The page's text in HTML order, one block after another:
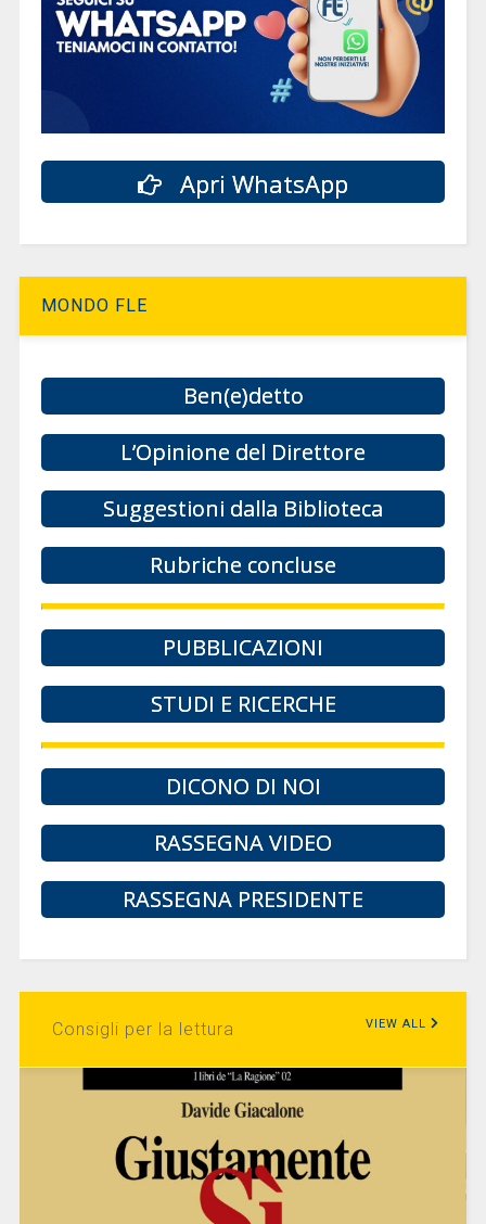
Apri WhatsApp
MONDO FLE
Ben(e)detto
L’Opinione del Direttore
Suggestioni dalla Biblioteca
Rubriche concluse
PUBBLICAZIONI
STUDI E RICERCHE
DICONO DI NOI
RASSEGNA VIDEO
RASSEGNA PRESIDENTE
Consigli per la lettura VIEW ALL